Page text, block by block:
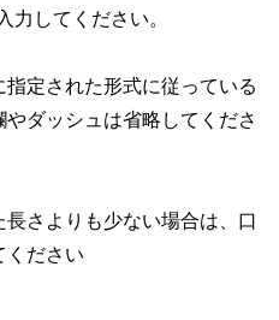
してください。
定された形式に従っている
ダッシュは省略してくださ
さよりも少ない場合は、口
ください